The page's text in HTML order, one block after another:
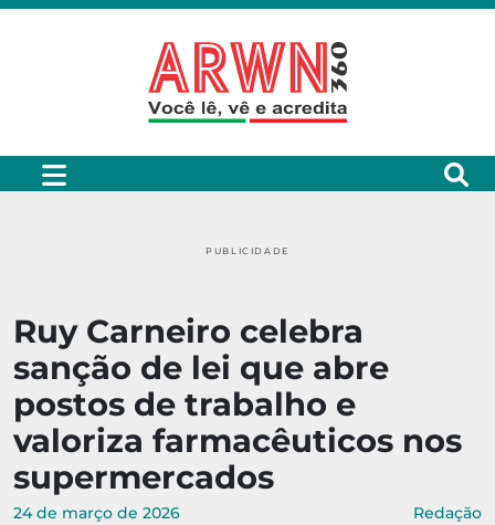
PUBLICIDADE
Ruy Carneiro celebra
sanção de lei que abre
postos de trabalho e
valoriza farmacêuticos nos
supermercados
24 de março de 2026 Redação